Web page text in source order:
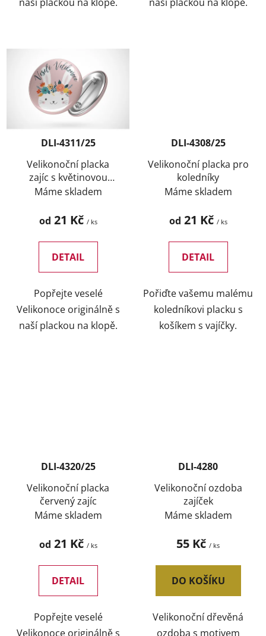
DLI-4311/25
Velikonoční placka
zajíc s květinovou
korunou
Máme skladem
od 21 Kč / ks
DETAIL
Popřejte veselé
Velikonoce originálně s
naší plackou na klopě.
DLI-4308/25
Velikonoční placka pro
koledníky
Máme skladem
od 21 Kč / ks
DETAIL
Pořiďte vašemu malému
koledníkovi placku s
košíkem s vajíčky.
DLI-4320/25
Velikonoční placka
červený zajíc
Máme skladem
od 21 Kč / ks
DETAIL
Popřejte veselé
Velikonoce originálně s
DLI-4280
Velikonoční ozdoba
zajíček
Máme skladem
55 Kč / ks
DO KOŠÍKU
Velikonoční dřevěná
ozdoba s motivem